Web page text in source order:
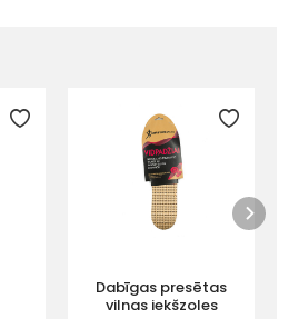
Dabīgas presētas
vilnas iekšzoles